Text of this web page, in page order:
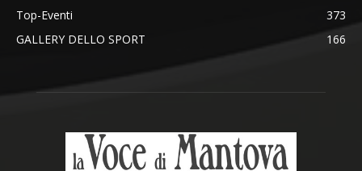
Top-Eventi
373
GALLERY DELLO SPORT
166